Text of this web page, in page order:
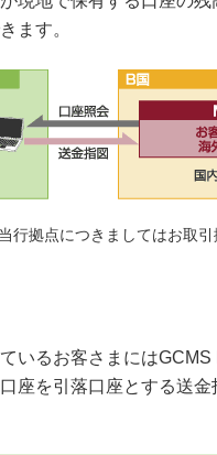
ます。
拠点につきましてはお取引
いるお客さまには
座を引落口座とする送